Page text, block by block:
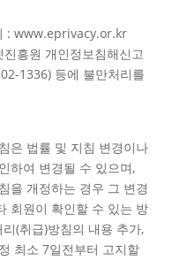
: www.eprivacy.or.kr
흥원 개인정보침해신고
1336) 등에 불만처리를
은 법률 및 지침 변경이나
하여 변경될 수 있으며,
을 개정하는 경우 그 변경
회원이 확인할 수 있는 방
(취급)방침의 내용 추가,
최소 7일전부터 고지할